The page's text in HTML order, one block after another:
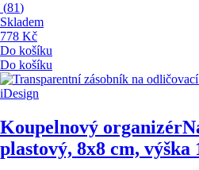
(81)
Skladem
778 Kč
Do košíku
Do košíku
iDesign
Koupelnový organizér
plastový, 8x8 cm, výška